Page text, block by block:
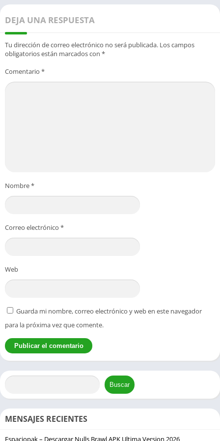
DEJA UNA RESPUESTA
Tu dirección de correo electrónico no será publicada. Los campos
obligatorios están marcados con *
Comentario *
Nombre*
Correo electrónico *
Web
Guarda mi nombre, correo electrónico y web en este navegador
para la próxima vez que comente.
Buscar
MENSAJES RECIENTES
Espaciopak – Descargar Nulls Brawl APK Ultima Version 2026